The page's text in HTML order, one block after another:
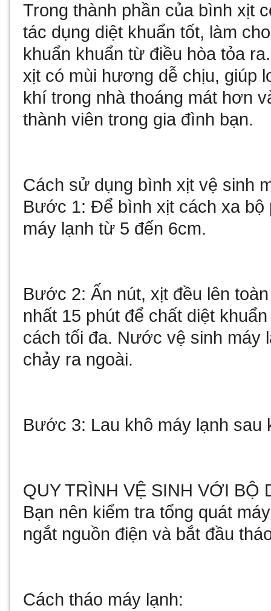
Trong thành phần của bình xịt
tác dụng diệt khuẩn tốt, làm
khuẩn khuẩn từ điều hòa tỏa
xịt có mùi hương dễ chịu, giúp
khí trong nhà thoáng mát hơn
thành viên trong gia đình bạn.
Cách sử dụng bình xịt vệ sinh
Bước 1: Để bình xịt cách xa bộ
máy lạnh từ 5 đến 6cm.
Bước 2: Ấn nút, xịt đều lên
nhất 15 phút để chất diệt
cách tối đa. Nước vệ sinh máy
chảy ra ngoài.
Bước 3: Lau khô máy lạnh sau
QUY TRÌNH VỆ SINH VỚI BỘ
Bạn nên kiểm tra tổng quát
ngắt nguồn điện và bắt đầu
Cách tháo máy lạnh: